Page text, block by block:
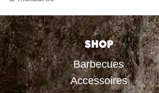
SHOP
Barbecues
Accessoires